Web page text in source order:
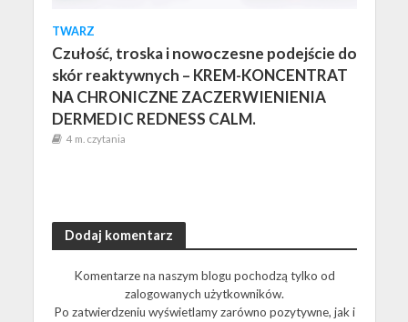
TWARZ
Czułość, troska i nowoczesne podejście do
skór reaktywnych – KREM-KONCENTRAT
NA CHRONICZNE ZACZERWIENIENIA
DERMEDIC REDNESS CALM.
4 m. czytania
Dodaj komentarz
Komentarze na naszym blogu pochodzą tylko od
zalogowanych użytkowników.
Po zatwierdzeniu wyświetlamy zarówno pozytywne, jak i